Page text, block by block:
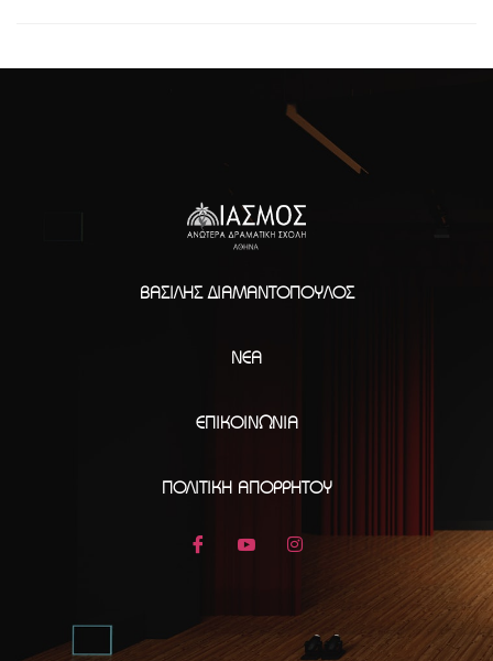
ΒΑΣΊΛΗΣ ΔΙΑΜΑΝΤΌΠΟΥΛΟΣ
ΝΈΑ
ΕΠΙΚΟΙΝΩΝΊΑ
ΠΟΛΙΤΙΚΉ ΑΠΟΡΡΉΤΟΥ